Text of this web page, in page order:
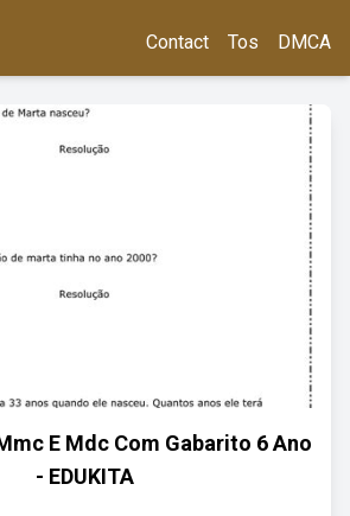
Contact Tos DMCA
E Mdc Com Gabarito 6 Ano
- EDUKITA